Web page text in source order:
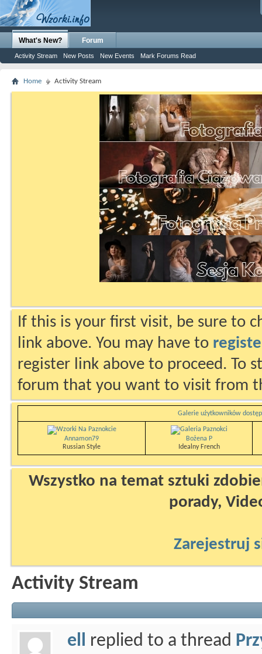
What's New?
Activity Stream New Posts New Events Mark Forums Read
Forum
Home Activity Stream
If this is your first visit, be sure to
link above. You may have to
register link above to proceed. To
forum that you want to visit from
Galerie użytkowników
Annamon79
Russian Style
Bożena P
Idealny French
Wszystko na temat sztuki
porady,
Zarejestruj
Activity Stream
ell replied to a thread